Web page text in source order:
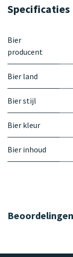
Specificaties
Bier
producent
Bier land
Bier stijl
Bier kleur
Bier inhoud
Beoordelingen